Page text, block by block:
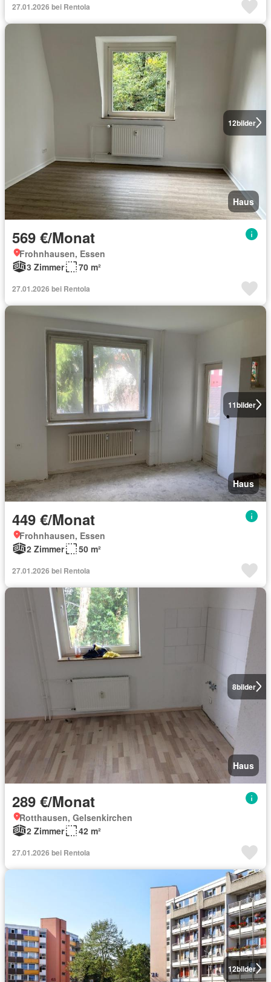
27.01.2026 bei Rentola
12bilder
Haus
569 €/Monat
Frohnhausen, Essen
3 Zimmer
70 m²
27.01.2026 bei Rentola
11bilder
Haus
449 €/Monat
Frohnhausen, Essen
2 Zimmer
50 m²
27.01.2026 bei Rentola
8bilder
Haus
289 €/Monat
Rotthausen, Gelsenkirchen
2 Zimmer
42 m²
27.01.2026 bei Rentola
12bilder